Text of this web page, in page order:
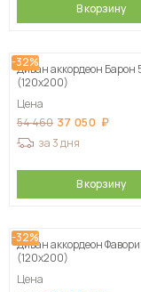
В корзину
-32%
Диван аккордеон Барон
(120х200)
Цена
54 460 37 050
за 3 дня
В корзину
-32%
Диван аккордеон
(120х200)
Цена